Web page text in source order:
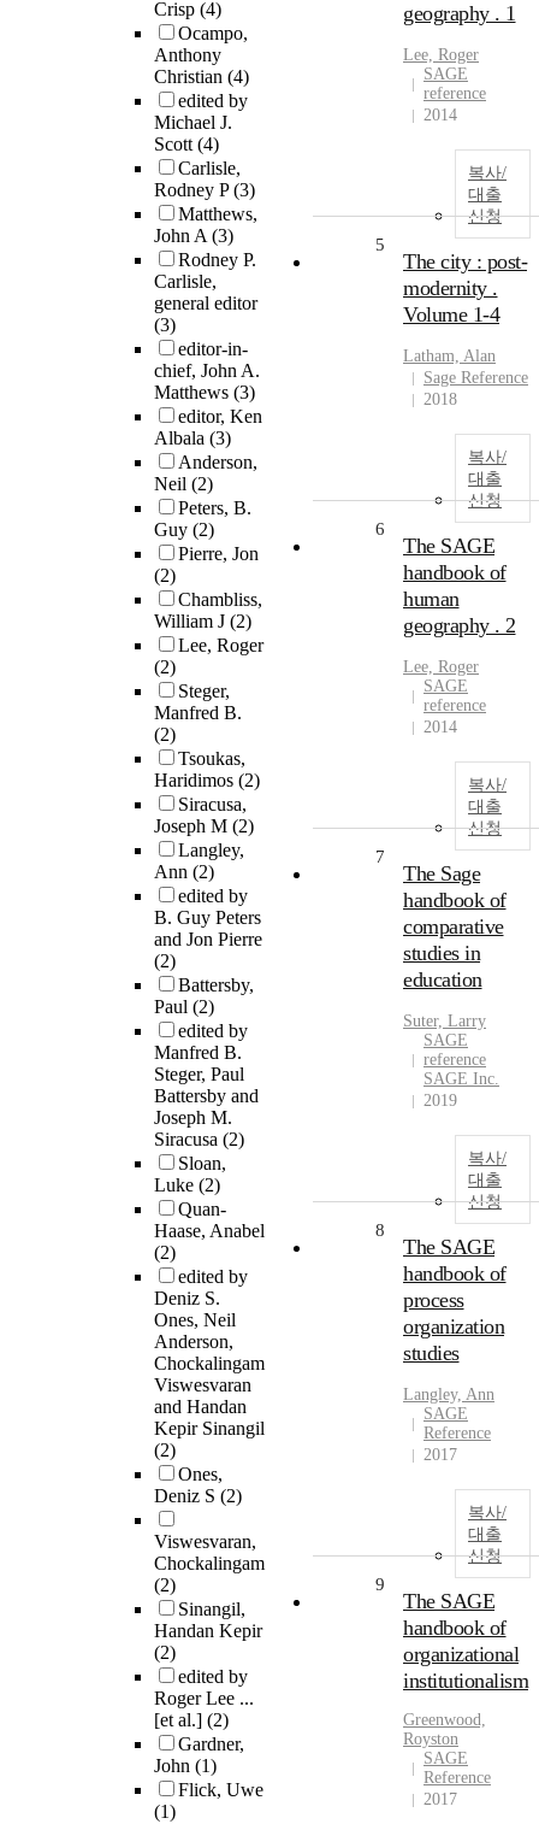
Crisp (4)
Ocampo,
Anthony
Christian (4)
edited by
Michael J.
Scott(4)
Carlisle,
Rodney P(3)
Matthews,
John A(3)
Rodney P.
Carlisle,
general editor
(3)
editor-in-
chief, John A.
Matthews (3)
editor, Ken
Albala (3)
Anderson,
Neil (2)
Peters, B.
Guy (2)
Pierre, Jon
(2)
Chambliss,
William J (2)
Lee, Roger
(2)
Steger,
Manfred B.
(2)
Tsoukas,
Haridimos (2)
Siracusa,
Joseph M (2)
Langley,
Ann (2)
edited by
B. Guy Peters
and Jon Pierre
(2)
Battersby,
Paul (2)
edited by
Manfred B.
Steger, Paul
Battersby and
Joseph M.
Siracusa (2)
Sloan,
Luke (2)
Quan-
Haase, Anabel
(2)
edited by
Deniz S.
Ones, Neil
Anderson,
Chockalingam
Viswesvaran
and Handan
Kepir Sinangil
(2)
Ones,
Deniz S (2)
Viswesvaran,
Chockalingam
(2)
Sinangil,
Handan Kepir
(2)
edited by
Roger Lee ...
[et al.] (2)
Gardner,
John (1)
Flick, Uwe
(1)
geography . 1
Lee, Roger
SAGE
reference
2014
복사/
대출
신청
5
The city : post-
modernity .
Volume 1-4
Latham, Alan
Sage Reference
2018
복사/
대출
신청
6
The SAGE
handbook of
human
geography . 2
Lee, Roger
SAGE
reference
2014
복사/
대출
신청
7
The Sage
handbook of
comparative
studies in
education
Suter, Larry
SAGE
reference
SAGE Inc.
2019
복사/
대출
신청
8
The SAGE
handbook of
process
organization
studies
Langley, Ann
SAGE
Reference
2017
복사/
대출
신청
9
The SAGE
handbook of
organizational
institutionalism
Greenwood,
Royston
SAGE
Reference
2017